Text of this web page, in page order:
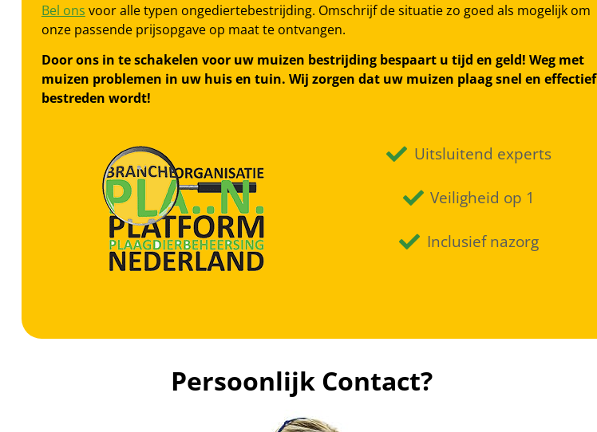
Bel ons voor alle typen ongediertebestrijding. Omschrijf de situatie zo goed als mogelijk om
onze passende prijsopgave op maat te ontvangen.
Door ons in te schakelen voor uw muizen bestrijding bespaart u tijd en geld! Weg met
muizen problemen in uw huis en tuin. Wij zorgen dat uw muizen plaag snel en effectief
bestreden wordt!
Uitsluitend experts
Veiligheid op 1
Inclusief nazorg
Persoonlijk Contact?